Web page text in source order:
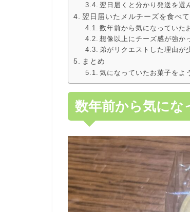
翌日届くと分かり発送を選
翌日届いたメルチーズを食べ
数年前から気になっていた
想像以上にチーズ感が強か
弟がリクエストした理由が
まとめ
気になっていたお菓子をよ
数年前から気にな